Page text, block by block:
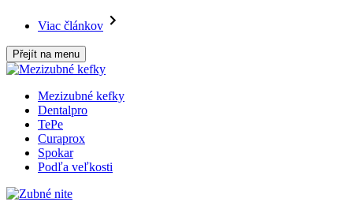
Viac článkov
Přejít na menu
Mezizubné kefky
Dentalpro
TePe
Curaprox
Spokar
Podľa veľkosti